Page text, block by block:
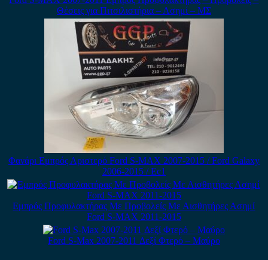
Θέσεις για Πιτσιλιστήρια – Ασημί – ΜΣ
Φανάρι Εμπρός Αριστερό Ford S-MAX 2007-2015 / Ford Galaxy
2006-2015 / Εc1
Εμπρός Προφυλακτήρας Με Προβολείς Με Αισθητήρες Ασημί
Ford S-MAX 2011-2015
Ford S-Max 2007-2011 Δεξί Φτερό – Μαύρο